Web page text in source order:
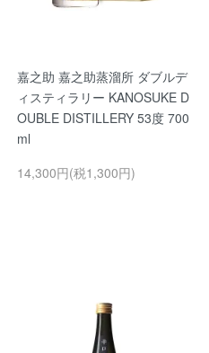
嘉之助 嘉之助蒸溜所 ダブルデ
ィスティラリー KANOSUKE D
OUBLE DISTILLERY 53度 700
ml
14,300円(税1,300円)